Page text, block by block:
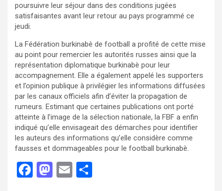
poursuivre leur séjour dans des conditions jugées
satisfaisantes avant leur retour au pays programmé ce
jeudi.
La Fédération burkinabè de football a profité de cette mise
au point pour remercier les autorités russes ainsi que la
représentation diplomatique burkinabè pour leur
accompagnement. Elle a également appelé les supporters
et l’opinion publique à privilégier les informations diffusées
par les canaux officiels afin d’éviter la propagation de
rumeurs. Estimant que certaines publications ont porté
atteinte à l’image de la sélection nationale, la FBF a enfin
indiqué qu’elle envisageait des démarches pour identifier
les auteurs des informations qu’elle considère comme
fausses et dommageables pour le football burkinabè.
F
M E